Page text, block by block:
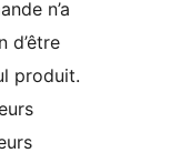
n’a
d’être
produit.